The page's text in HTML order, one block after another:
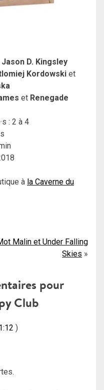
Jason D. Kingsley
Kordowski et
et Renegade
: 2 à 4
à la Caverne du
Malin et Under Falling
Skies
pour
Club